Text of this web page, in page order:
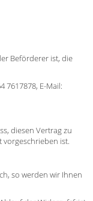
Beförderer ist, die
7617878, E-Mail:
diesen Vertrag zu
ist.
so werden wir Ihnen